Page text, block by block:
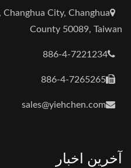
Changhua City, Changhua
County 50089, Taiwan
886-4-7221234
886-4-7265265
sales@yiehchen.com
آخرین اخبار